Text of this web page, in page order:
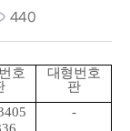
440
호
대형번호
판
-